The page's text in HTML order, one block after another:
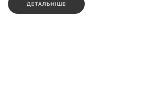
ДЕТАЛЬНІШЕ